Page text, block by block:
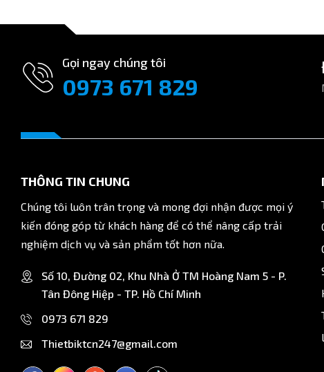
Gọi ngay chúng tôi
0973 671 829
THÔNG TIN CHUNG
Chúng tôi luôn trân trọng và mong đợi nhận được mọi ý
kiến đóng góp từ khách hàng để có thể nâng cấp trải
nghiệm dịch vụ và sản phẩm tốt hơn nữa.
Số 10, Đường 02, Khu Nhà Ở TM Hoàng Nam 5 - P.
Tân Đông Hiệp - TP. Hồ Chí Minh
0973 671 829
Thietbiktcn247@gmail.com